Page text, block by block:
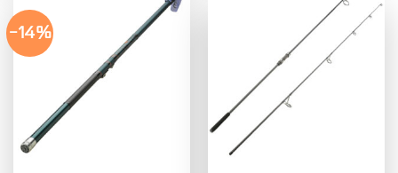
-14%